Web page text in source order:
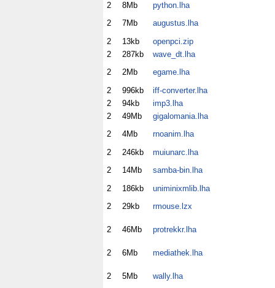
2
8Mb
python.lha
2
7Mb
augustus.lha
2
13kb
openpci.zip
2
287kb
wave_dt.lha
2
2Mb
egame.lha
2
996kb
iff-converter.lha
2
94kb
imp3.lha
2
49Mb
gigalomania.lha
2
4Mb
rnoanim.lha
2
246kb
muiunarc.lha
2
14Mb
samba-bin.lha
2
186kb
uniminixmlib.lha
2
29kb rmouse.lzx
2 46Mb protrekkr.lha
2 6Mb mediathek.lha
2 5Mb wally.lha